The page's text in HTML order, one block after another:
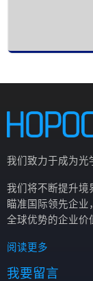
我们致力于成为光
我们将不断提升境
瞄准国际领先企
全球优势的企业价
阅读更多
我要留言